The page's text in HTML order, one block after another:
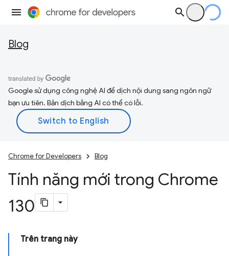
Blog
Google sử dụng công nghệ AI để dịch nội dung sang ngôn ngữ
bạn ưu tiên. Bản dịch bằng AI có thể có lỗi.
Chrome for Developers Blog
Tính năng mới trong Chrome
130
Trên trang này